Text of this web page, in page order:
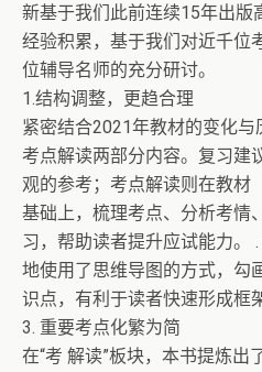
新基于我们此前连续15年出版
经验积累，基于我们对近千位
位辅导名师的充分研讨。
1.结构调整，更趋合理
紧密结合2021年教材的变化
考点解读两部分内容。复习建
观的参考；考点解读则在教材
基础上，梳理考点、分析考情
习，帮助读者提升应试能力。
地使用了思维导图的方式，勾
识点，有利于读者快速形成框
3. 重要考点化繁为简
在“考 解读”板块，本书提炼出